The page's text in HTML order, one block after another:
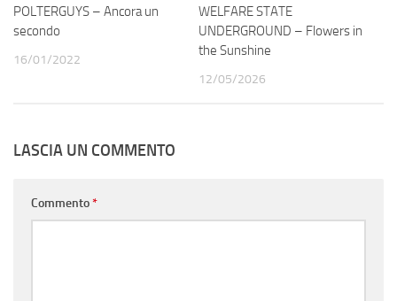
POLTERGUYS – Ancora un
secondo
16/01/2022
WELFARE STATE
UNDERGROUND – Flowers in
the Sunshine
12/05/2026
LASCIA UN COMMENTO
Commento*